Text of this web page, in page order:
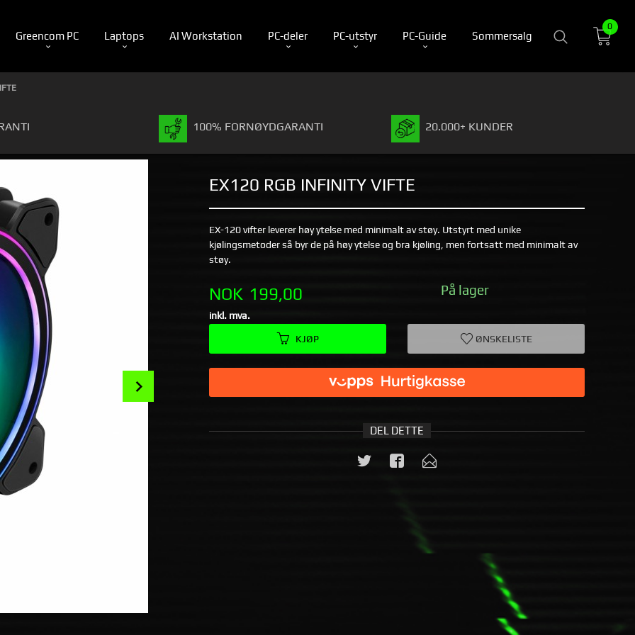
Greencom PC Laptops AI Workstation PC-deler PC-utstyr PC-Guide Sommersalg
0
100% FORNØYDGARANTI 20.000+ KUNDER
EX120 RGB INFINITY VIFTE
EX-120 vifter leverer høy ytelse med minimalt av støy. Utstyrt med unike
kjølingsmetoder så byr de på høy ytelse og bra kjøling, men fortsatt med minimalt av
støy.
Pris
NOK 199,00
inkl. mva.
På lager
KJØP ØNSKELISTE
DEL DETTE